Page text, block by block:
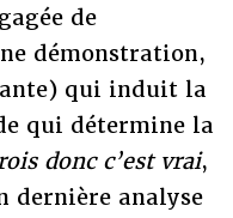
de
démonstration,
qui induit la
qui détermine la
donc c’est vrai,
dernière analyse